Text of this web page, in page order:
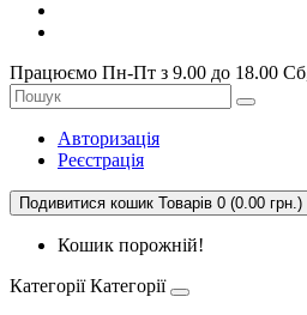
Працюємо Пн-Пт з 9.00 до 18.00
Авторизація
Реєстрація
Подивитися кошик Товарів 0 (0.00 грн.)
Кошик порожній!
Категорії Категорії